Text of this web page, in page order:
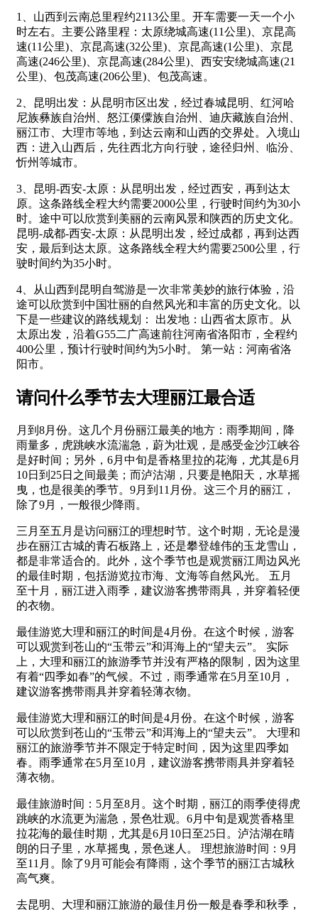
1、山西到云南总里程约2113公里。开车需要一天一个小
时左右。主要公路里程：太原绕城高速(11公里)、京昆高
速(11公里)、京昆高速(32公里)、京昆高速(1公里)、京昆
高速(246公里)、京昆高速(284公里)、西安安绕城高速(21
公里)、包茂高速(206公里)、包茂高速。
2、昆明出发：从昆明市区出发，经过春城昆明、红河哈
尼族彝族自治州、怒江傈僳族自治州、迪庆藏族自治州、
丽江市、大理市等地，到达云南和山西的交界处。入境山
西：进入山西后，先往西北方向行驶，途径归州、临汾、
忻州等城市。
3、昆明-西安-太原：从昆明出发，经过西安，再到达太
原。这条路线全程大约需要2000公里，行驶时间约为30小
时。途中可以欣赏到美丽的云南风景和陕西的历史文化。
昆明-成都-西安-太原：从昆明出发，经过成都，再到达西
安，最后到达太原。这条路线全程大约需要2500公里，行
驶时间约为35小时。
4、从山西到昆明自驾游是一次非常美妙的旅行体验，沿
途可以欣赏到中国壮丽的自然风光和丰富的历史文化。以
下是一些建议的路线规划： 出发地：山西省太原市。从
太原出发，沿着G55二广高速前往河南省洛阳市，全程约
400公里，预计行驶时间约为5小时。 第一站：河南省洛
阳市。
请问什么季节去大理丽江最合适
月到8月份。这几个月份丽江最美的地方：雨季期间，降
雨量多，虎跳峡水流湍急，蔚为壮观，是感受金沙江峡谷
是好时间；另外，6月中旬是香格里拉的花海，尤其是6月
10日到25日之间最美；而泸沽湖，只要是艳阳天，水草摇
曳，也是很美的季节。9月到11月份。这三个月的丽江，
除了9月，一般很少降雨。
三月至五月是访问丽江的理想时节。这个时期，无论是漫
步在丽江古城的青石板路上，还是攀登雄伟的玉龙雪山，
都是非常适合的。此外，这个季节也是观赏丽江周边风光
的最佳时期，包括游览拉市海、文海等自然风光。 五月
至十月，丽江进入雨季，建议游客携带雨具，并穿着轻便
的衣物。
最佳游览大理和丽江的时间是4月份。在这个时候，游客
可以观赏到苍山的“玉带云”和洱海上的“望夫云”。 实际
上，大理和丽江的旅游季节并没有严格的限制，因为这里
有着“四季如春”的气候。不过，雨季通常在5月至10月，
建议游客携带雨具并穿着轻薄衣物。
最佳游览大理和丽江的时间是4月份。在这个时候，游客
可以欣赏到苍山的“玉带云”和洱海上的“望夫云”。 大理和
丽江的旅游季节并不限定于特定时间，因为这里四季如
春。雨季通常在5月至10月，建议游客携带雨具并穿着轻
薄衣物。
最佳旅游时间：5月至8月。这个时期，丽江的雨季使得虎
跳峡的水流更为湍急，景色壮观。6月中旬是观赏香格里
拉花海的最佳时期，尤其是6月10日至25日。泸沽湖在晴
朗的日子里，水草摇曳，景色迷人。 理想旅游时间：9月
至11月。除了9月可能会有降雨，这个季节的丽江古城秋
高气爽。
去昆明、大理和丽江旅游的最佳月份一般是春季和秋季，